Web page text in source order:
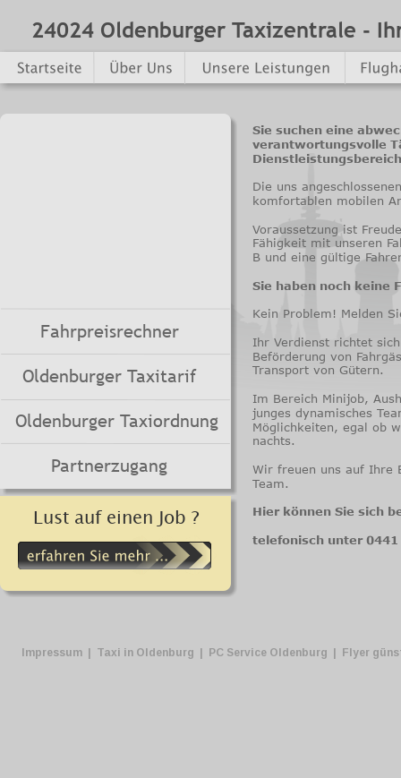
24024 Oldenburger Taxizentrale -
Lust auf einen Job ?
Impressum Taxi in Oldenburg PC Service Oldenburg Flyer
Fahrpreisrechner
Oldenburger Taxitarif
Oldenburger Taxiordnung
Partnerzugang
Sie suchen eine
verantwortungsvolle
Die uns
komfortablen mobilen
Voraussetzung ist
Fähigkeit mit unseren
B und eine gültige
Sie haben noch keine
Kein Problem! Melden
Ihr Verdienst richtet
Beförderung von
Transport von Gütern.
Im Bereich Minijob,
junges dynamisches
Möglichkeiten, egal ob
nachts.
Wir freuen uns auf Ihre
Team.
Hier können Sie sich
telefonisch unter